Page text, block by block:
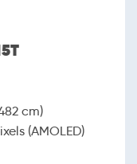
cm)
(AMOLED)